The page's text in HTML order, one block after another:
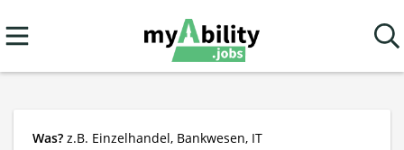
Was? z.B. Einzelhandel, Bankwesen, IT